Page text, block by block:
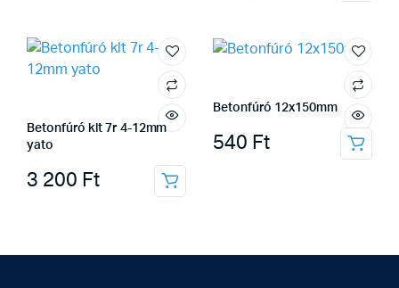
Betonfúró klt 7r 4-12mm
yato
3 200 Ft
Betonfúró 12x150mm
540 Ft